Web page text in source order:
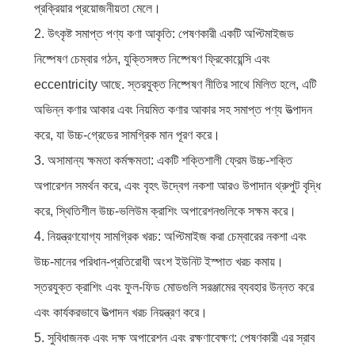
প্রক্রিয়ার প্রয়োজনীয়তা মেলে।
2. উৎকৃষ্ট সমাপ্ত পণ্য কণা আকৃতি: পেষণকারী একটি অপ্টিমাইজড
নিষ্পেষণ চেম্বার গঠন, যুক্তিসঙ্গত নিষ্পেষণ ফ্রিকোয়েন্সি এবং
eccentricity আছে. স্তরযুক্ত নিষ্পেষণ নীতির সাথে মিলিত হলে, এটি
অভিন্ন কণার আকার এবং নিয়মিত কণার আকার সহ সমাপ্ত পণ্য উত্পাদন
করে, যা উচ্চ-গ্রেডের সামগ্রিক মান পূরণ করে।
3. অসামান্য ক্ষমতা কর্মক্ষমতা: একটি শক্তিশালী ফ্রেম উচ্চ-শক্তি
অপারেশন সমর্থন করে, এবং বৃহৎ উদ্বেগ নকশা আরও উপাদান থ্রুপুট বৃদ্ধি
করে, স্থিতিশীল উচ্চ-ভলিউম ক্রাশিং অপারেশনগুলিকে সক্ষম করে।
4. নিয়ন্ত্রণযোগ্য সামগ্রিক খরচ: অপ্টিমাইজ করা চেম্বারের নকশা এবং
উচ্চ-মানের পরিধান-প্রতিরোধী অংশ ইউনিট ইস্পাত খরচ কমায়।
স্তরযুক্ত ক্রাশিং এবং ফুল-ফিড মোডগুলি সরঞ্জামের ব্যবহার উন্নত করে
এবং কার্যকরভাবে উত্পাদন খরচ নিয়ন্ত্রণ করে।
5. সুবিধাজনক এবং দক্ষ অপারেশন এবং রক্ষণাবেক্ষণ: পেষণকারী এর স্রাব